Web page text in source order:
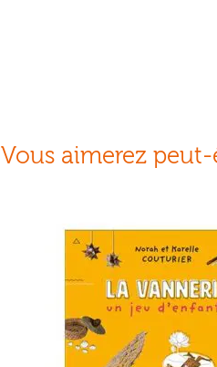
Vous aimerez